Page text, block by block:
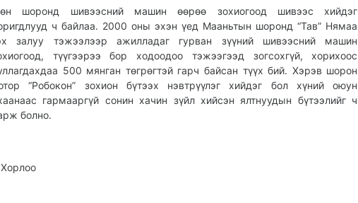
шоронд шивээсний машин өөрөө зохиогоод шивээс хийдэг
ч байлаа. 2000 оны эхэн үед Мааньтын шоронд “Тав” Нямаа
залуу тэжээлээр ажилладаг гурван зүүний шивээсний машин
түүгээрээ бор ходоодоо тэжээгээд зогсохгүй, хорихоос
500 мянган төгрөгтэй гарч байсан түүх бий. Хэрэв шорон
“Робокон” зохион бүтээх нэвтрүүлэг хийдэг бол хүний оюун
гармааргүй сонин хачин зүйл хийсэн ялтнуудын бүтээлийг ч
болно.